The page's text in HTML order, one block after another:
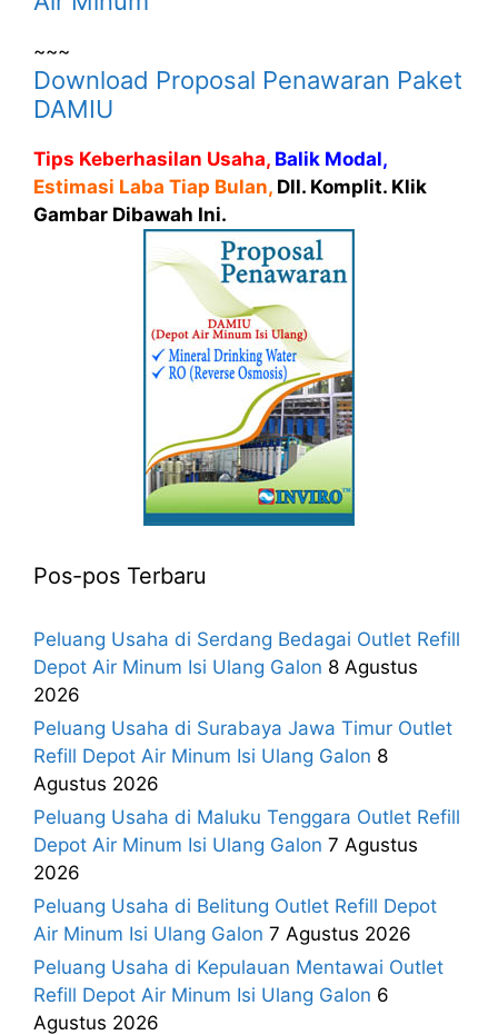
~~~
Download Proposal Penawaran Paket
DAMIU
Tips Keberhasilan Usaha, Balik Modal,
Estimasi Laba Tiap Bulan, Dll. Komplit. Klik
Gambar Dibawah Ini.
Pos-pos Terbaru
Peluang Usaha di Serdang Bedagai Outlet Refill
Depot Air Minum Isi Ulang Galon 8 Agustus
2026
Peluang Usaha di Surabaya Jawa Timur Outlet
Refill Depot Air Minum Isi Ulang Galon 8
Agustus 2026
Peluang Usaha di Maluku Tenggara Outlet Refill
Depot Air Minum Isi Ulang Galon 7 Agustus
2026
Peluang Usaha di Belitung Outlet Refill Depot
Air Minum Isi Ulang Galon 7 Agustus 2026
Peluang Usaha di Kepulauan Mentawai Outlet
Refill Depot Air Minum Isi Ulang Galon 6
Agustus 2026